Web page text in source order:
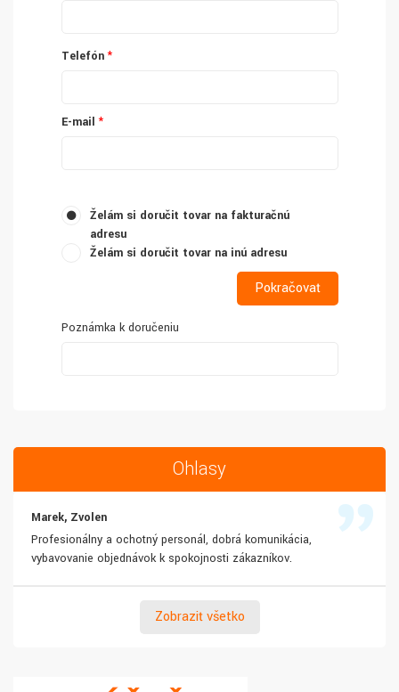
Telefón
E-mail
Želám si doručiť tovar na fakturačnú
adresu
Želám si doručiť tovar na inú adresu
Poznámka k doručeniu
Ohlasy
Marek, Zvolen
Profesionálny a ochotný personál, dobrá komunikácia,
vybavovanie objednávok k spokojnosti zákazníkov.
Zobraziť všetko